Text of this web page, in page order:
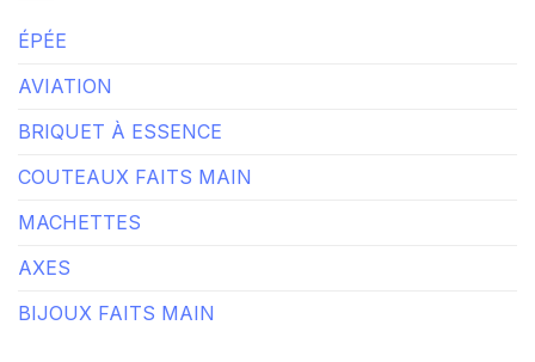
ÉPÉE
AVIATION
BRIQUET À ESSENCE
COUTEAUX FAITS MAIN
MACHETTES
AXES
BIJOUX FAITS MAIN